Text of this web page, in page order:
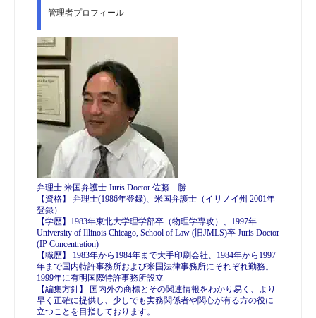
管理者プロフィール
弁理士 米国弁護士 Juris Doctor 佐藤 勝
【資格】 弁理士(1986年登録)、米国弁護士（イリノイ州 2001年
登録）
【学歴】1983年東北大学理学部卒（物理学専攻）、1997年
University of Illinois Chicago, School of Law (旧JMLS)卒 Juris Doctor
(IP Concentration)
【職歴】 1983年から1984年まで大手印刷会社、1984年から1997
年まで国内特許事務所および米国法律事務所にそれぞれ勤務。
1999年に有明国際特許事務所設立
【編集方針】 国内外の商標とその関連情報をわかり易く、より
早く正確に提供し、少しでも実務関係者や関心が有る方の役に
立つことを目指しております。